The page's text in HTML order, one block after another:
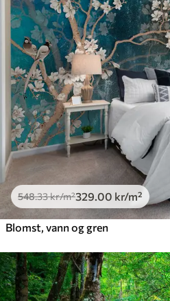
548.33kr/m²329.00 kr/m²
Blomst, vann og gren